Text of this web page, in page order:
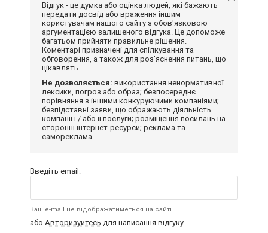
Відгук - це думка або оцінка людей, які бажають
передати досвід або враження іншим
користувачам нашого сайту з обов'язковою
аргументацією залишеного відгука. Це допоможе
багатьом прийняти правильне рішення.
Коментарі призначені для спілкування та
обговорення, а також для роз'яснення питань, що
цікавлять.
Не дозволяється: використання ненормативної
лексики, погроз або образ; безпосереднє
порівняння з іншими конкуруючими компаніями;
безпідставні заяви, що ображають діяльність
компанії і / або її послуги; розміщення посилань на
сторонні інтернет-ресурси; реклама та
самореклама.
Введіть email:
Ваш e-mail не відображатиметься на сайті
або Авторизуйтесь для написання відгуку